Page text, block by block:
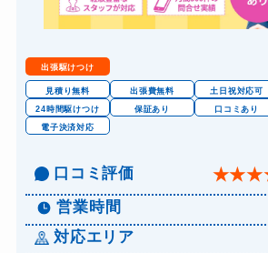
金庫カギ修理
ロッカーカギ開け
ドアノブカギ開け
ドアノブカギ交換
出張駆けつけ
見積り無料 出張費無料 土日祝対応可
24時間駆けつけ
保証あり 口コミあり
電子決済対応
口コミ評価 ★★★
営業時間
対応エリア